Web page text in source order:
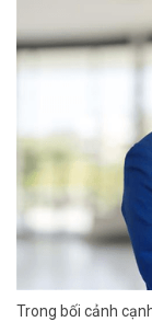
Trong bối cảnh